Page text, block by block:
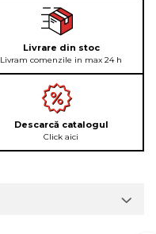
Livrare din stoc
Livram comenzile in max 24 h
Descarcă catalogul
Click aici